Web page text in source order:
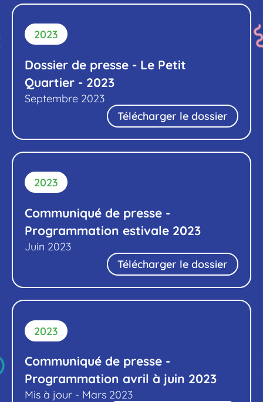
2023
Dossier de presse - Le Petit
Quartier - 2023
Septembre 2023
Télécharger le dossier
2023
Communiqué de presse -
Programmation estivale 2023
Juin 2023
Télécharger le dossier
2023
Communiqué de presse -
Programmation avril à juin 2023
Mis à jour - Mars 2023